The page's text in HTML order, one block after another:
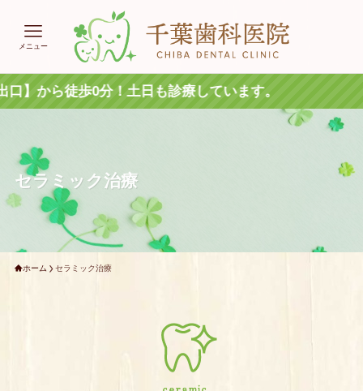
メニュー
日も診療しています。
セラミック治療
ホーム セラミック治療